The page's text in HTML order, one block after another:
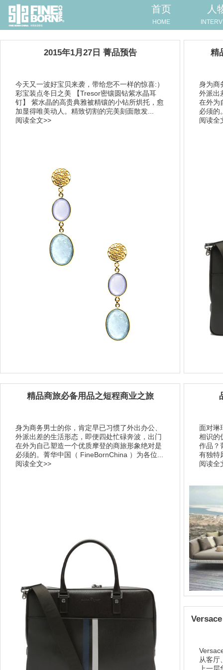
首页
HOME
人
2015年1月27日 菁品预告
今天又一波好宝贝来袭，带给您不一样的惊喜:）
彩宝装点冬日之美 【Tresor密镶圆钻紫水晶耳
钉】 紫水晶的高贵典雅被精镶的小钻所烘托，愈
加显得唯美动人。精致切割的完美刻面散发...
阅读全文>>
精
身为商
外派出
在外为
必须的
阅读全
精品商旅必备用品之短程商业之旅
身为商务男士的你，肯定早已习惯了外出办公、
外派出差的生活形态，即便四处忙碌奔波，出门
在外为自己塑造一个优质摩登的商旅形象绝对是
必须的。菁华中国（ FineBornChina ）为各位...
阅读全文>>
面对琳
相识的
作品？
有独特
阅读全
从客厅